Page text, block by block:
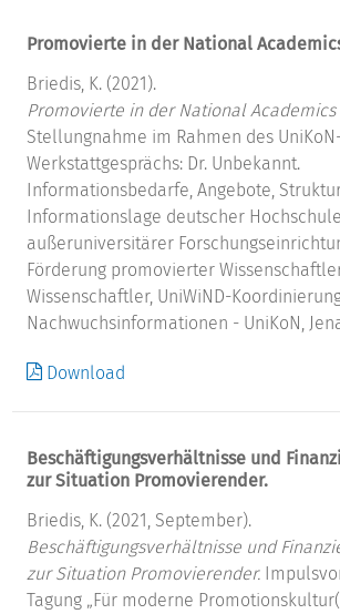
Promovierte in der National
Briedis, K. (2021).
Promovierte in der National Academics
Stellungnahme im Rahmen des
Werkstattgesprächs: Dr. Unbekannt.
Informationsbedarfe, Angebote,
Informationslage deutscher
außeruniversitärer
Förderung promovierter
Wissenschaftler, UniWiND-
Nachwuchsinformationen - UniKoN,
Download
Beschäftigungsverhältnisse und
zur Situation Promovierender.
Briedis, K. (2021, September).
Beschäftigungsverhältnisse und
zur Situation Promovierender.
Tagung „Für moderne